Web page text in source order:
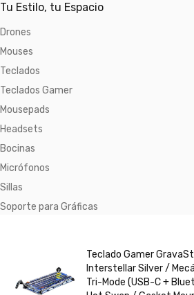
Tu Estilo, tu Espacio
Drones
Mouses
Teclados
Teclados Gamer
Mousepads
Headsets
Bocinas
Micrófonos
Sillas
Soporte para Gráficas
Teclado Gamer
Interstellar Silver /
Tri-Mode (USB-C +